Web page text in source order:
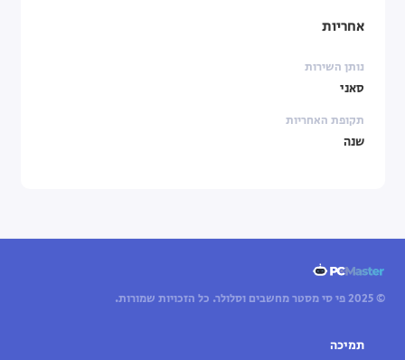
אחריות
נותן השירות
סאני
תקופת האחריות
שנה
© 2025 פי סי מסטר מחשבים וסלולר. כל הזכויות שמורות.
תמיכה